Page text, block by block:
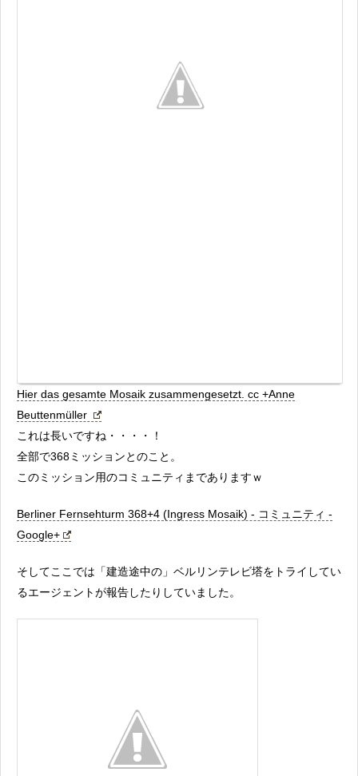
Hier das gesamte Mosaik zusammengesetzt. cc +Anne
Beuttenmüller
これは長いですね・・・・！
全部で368ミッションとのこと。
このミッション用のコミュニティまでありますｗ
Berliner Fernsehturm 368+4 (Ingress Mosaik) - コミュニティ -
Google+
そしてここでは「建造途中の」ベルリンテレビ塔をトライしてい
るエージェントが報告したりしていました。